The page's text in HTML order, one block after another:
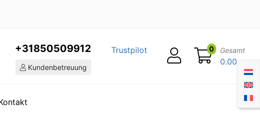
+31850509912
Kundenbetreuung
Trustpilot 0 Gesamt
0.00